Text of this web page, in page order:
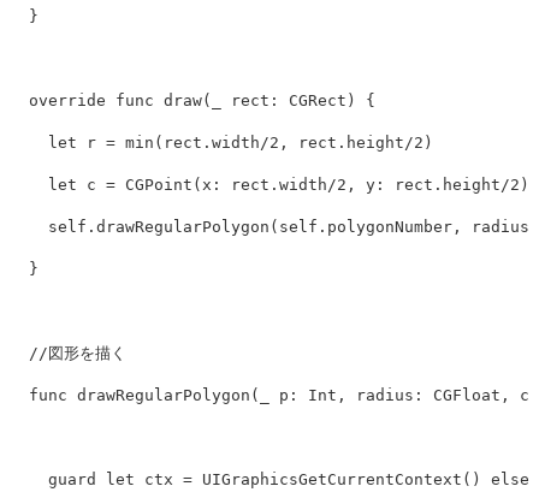
}
override func draw( rect : CGRect ) {
let r = min ( rect . width /2 , rect . height /2 )
let c = CGPoint ( x : rect . width /2 , y : rect . height /2 )
self . drawRegularPolygon ( self . polygonNumber , radius
}
//図形を描く
func drawRegularPolygon ( p : Int , radius : CGFloat ,
guard let ctx = UIGraphicsGetCurrentContext () else